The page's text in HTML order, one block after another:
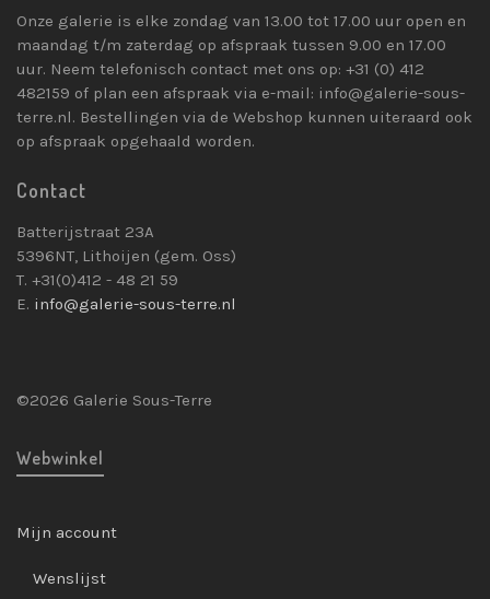
Onze galerie is elke zondag van 13.00 tot 17.00 uur open en
maandag t/m zaterdag op afspraak tussen 9.00 en 17.00
uur. Neem telefonisch contact met ons op: +31 (0) 412
482159 of plan een afspraak via e-mail: info@galerie-sous-
terre.nl. Bestellingen via de Webshop kunnen uiteraard ook
op afspraak opgehaald worden.
Contact
Batterijstraat 23A
5396NT, Lithoijen (gem. Oss)
T. +31(0)412 - 48 21 59
E. info@galerie-sous-terre.nl
©2026 Galerie Sous-Terre
Webwinkel
Mijn account
Wenslijst